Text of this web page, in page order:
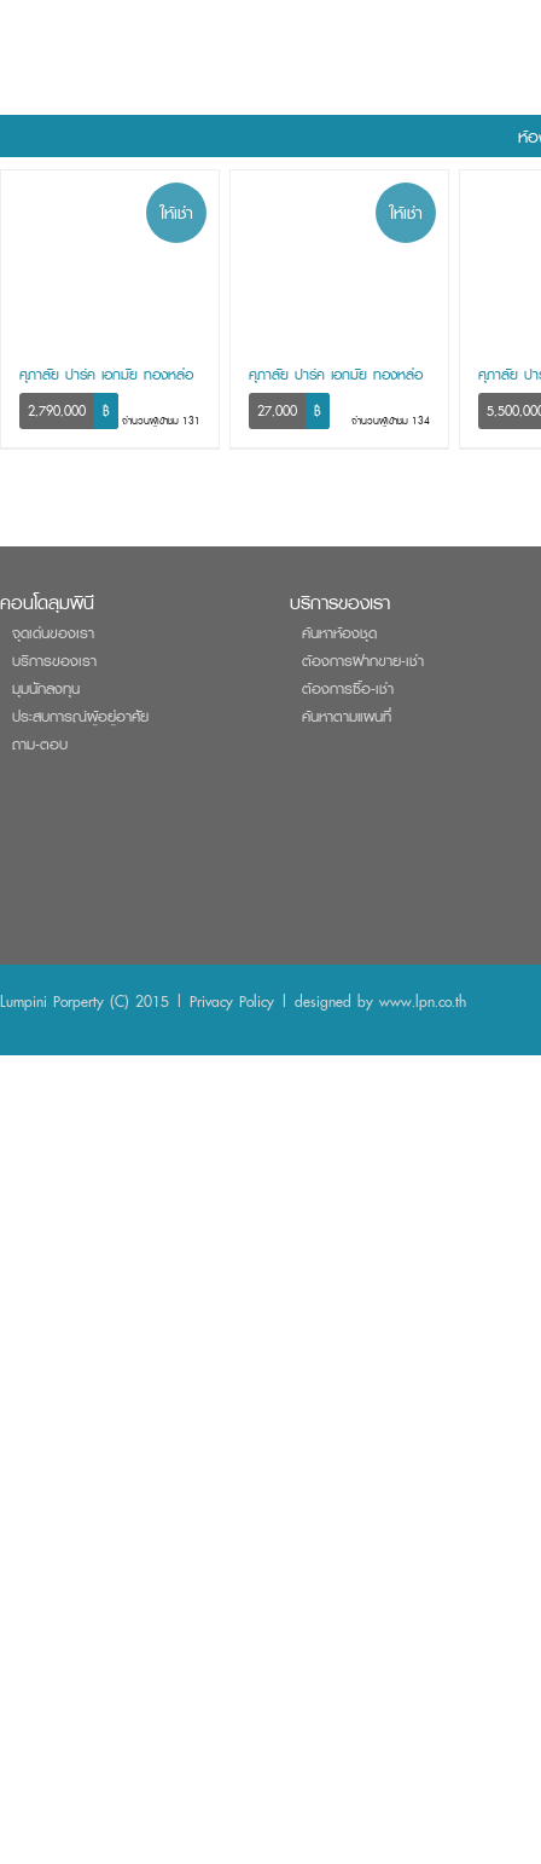
ห้อ
ให้เช่า
ศุภาลัย ปาร์ค เอกมัย ทองหล่อ
2,790,000 ฿ จำนวนผู้เข้าชม 131
ให้เช่า
ศุภาลัย ปาร์ค เอกมัย ทองหล่อ
27,000 ฿ จำนวนผู้เข้าชม 134
ศุภาลัย ป
คอนโดลุมพินี
จุดเด่นของเรา
บริการของเรา
มุมนักลงทุน
ประสบการณ์ผู้อยู่อาศัย
ถาม-ตอบ
บริการของเรา
ค้นหาห้องชุด
ต้องการฝากขาย-เช่า
ต้องการซื้อ-เช่า
ค้นหาตามแผนที่
Lumpini Porperty (C) 2015 | Privacy Policy | designed by www.lpn.co.th